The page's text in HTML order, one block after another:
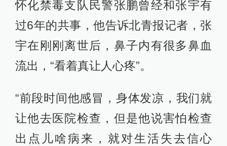
怀化禁毒支队民警张鹏曾经和张宇有
过6年的共事，他告诉北青报记者，张
宇在刚刚离世后，鼻子内有很多鼻血
流出，“看着真让人心疼”。
“前段时间他感冒，身体发凉，我们就
让他去医院检查，但是他说害怕检查
出点儿啥病来，就对生活失去信心